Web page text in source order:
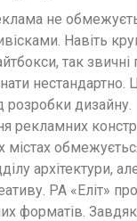
не
Навіть
так
нестандартно.
розробки дизайну.
рекламних
містах
архітектури,
РА «Еліт»
форматів.